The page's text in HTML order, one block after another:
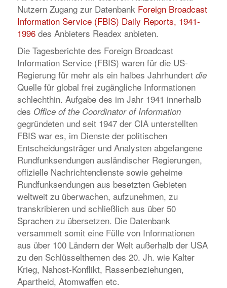
Nutzern Zugang zur Datenbank Foreign Broadcast
Information Service (FBIS) Daily Reports, 1941-
1996des Anbieters Readex anbieten.
Die Tagesberichte des Foreign Broadcast
Information Service (FBIS) waren für die US-
Regierung für mehr als ein halbes Jahrhundert die
Quelle für global frei zugängliche Informationen
schlechthin. Aufgabe des im Jahr 1941 innerhalb
des Office of the Coordinator of Information
gegründeten und seit 1947 der CIA unterstellten
FBIS war es, im Dienste der politischen
Entscheidungsträger und Analysten abgefangene
Rundfunksendungen ausländischer Regierungen,
offizielle Nachrichtendienste sowie geheime
Rundfunksendungen aus besetzten Gebieten
weltweit zu überwachen, aufzunehmen, zu
transkribieren und schließlich aus über 50
Sprachen zu übersetzen. Die Datenbank
versammelt somit eine Fülle von Informationen
aus über 100 Ländern der Welt außerhalb der USA
zu den Schlüsselthemen des 20. Jh. wie Kalter
Krieg, Nahost-Konflikt, Rassenbeziehungen,
Apartheid, Atomwaffen etc.